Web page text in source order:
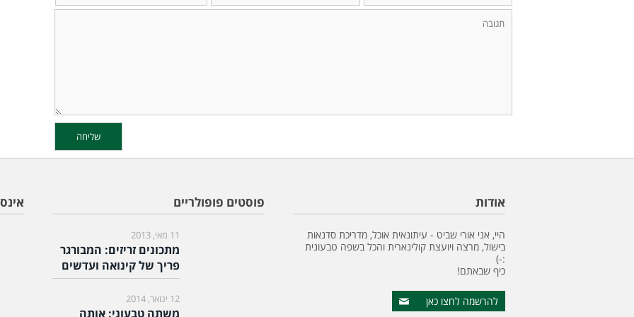
אודות
היי, אני אורי שביט - עיתונאית אוכל, מדריכת סדנאות
בישול, מרצה ויועצת קולינארית והכל בשפה טבעונית
:-)
כיף שבאתם!
להרשמה לחצו כאן
פוסטים פופולריים
11 מאי, 2013
מתכונים זריזים: המבורגר
פריך של קינואה ועדשים
12 ינואר, 2014
משתה טבעוני: אותה